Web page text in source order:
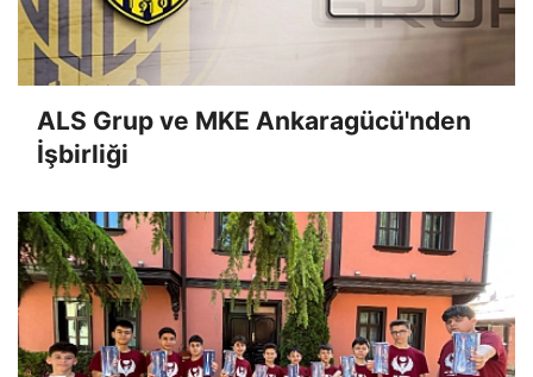
ALS Grup ve MKE Ankaragücü'nden
İşbirliği